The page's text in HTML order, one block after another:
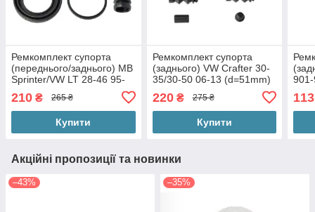
Ремкомплект супорта
(переднього/заднього) MB
Sprinter/VW LT 28-46 95-
244010
210 ₴ 265 ₴
Купити
Ремкомплект супорта
(заднього) VW Crafter 30-
35/30-50 06-13 (d=51mm)
220₴ 275 ₴
Купити
113
Акційні пропозиції та новинки
–43% –35%